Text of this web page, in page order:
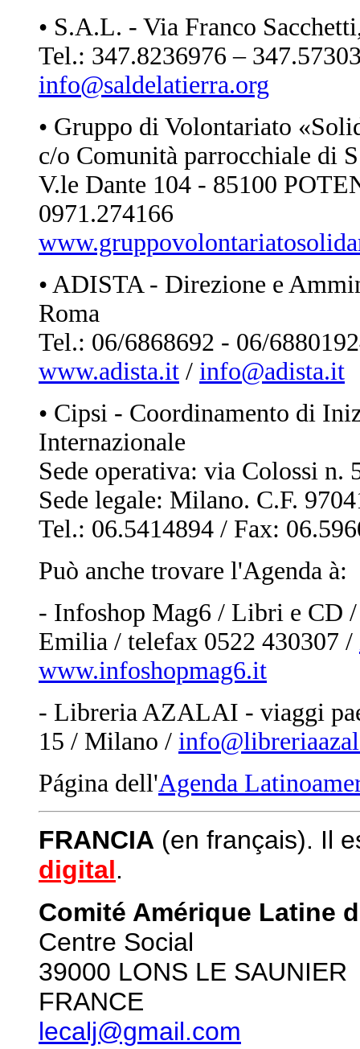
• S.A.L. - Via Franco
Tel.: 347.8236976 –
info@saldelatierra.org
• Gruppo di Volontariato
c/o Comunità parrocchiale di
V.le Dante 104 - 85100
0971.274166
• ADISTA - Direzione e
Roma
Tel.: 06/6868692 - 06/
www.adista.it / info@adista.it
• Cipsi - Coordinamento di
Internazionale
Sede operativa: via Colossi n.
Sede legale: Milano. C.F.
Tel.: 06.5414894 / Fax:
Può anche trovare l'Agenda à:
- Infoshop Mag6 / Libri e CD
Emilia / telefax 0522 430307 /
www.infoshopmag6.it
- Libreria AZALAI - viaggi
15 / Milano /
Página dell'Agenda
FRANCIA (en français). Il
digital.
Comité Amérique Latine
Centre Social
39000 LONS LE SAUNIER
FRANCE
lecalj@gmail.com